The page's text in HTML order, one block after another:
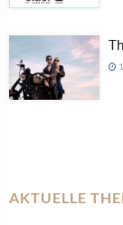
AKTUELLE